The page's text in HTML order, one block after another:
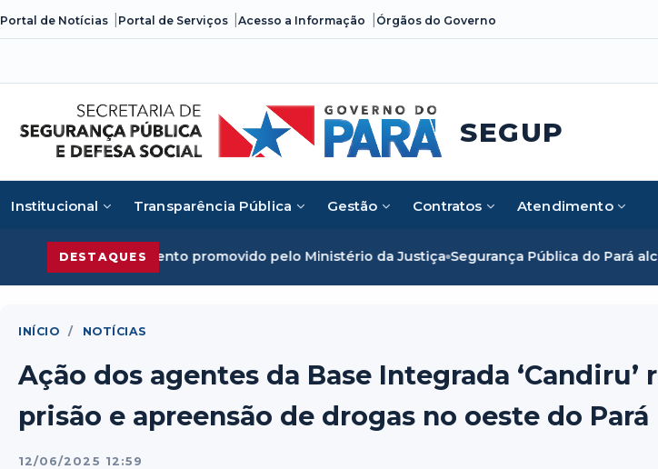
Portal de Notícias Portal de Serviços Acesso a Informação Órgãos do Governo
SEGUP
Institucional Transparência Pública Gestão Contratos Atendimento
DESTAQUES
promovido pelo Ministério da Justiça Segurança Pública do Pará alcança marca de cinco
INÍCIO / NOTÍCIAS
Ação dos agentes da Base Integrada ‘Candiru’
prisão e apreensão de drogas no oeste do Pará
12/06/2025 12:59